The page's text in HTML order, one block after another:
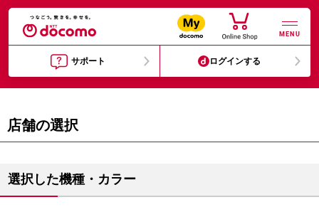
MENU
サポート ログインする
店舗の選択
選択した機種・カラー